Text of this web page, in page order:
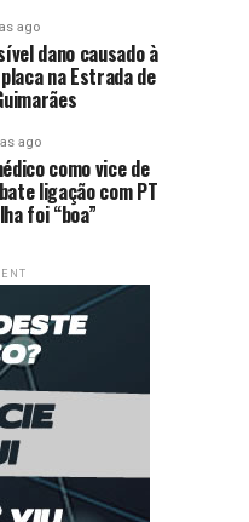
ago
dano causado à
na Estrada de
ago
como vice de
ligação com PT
foi “boa”